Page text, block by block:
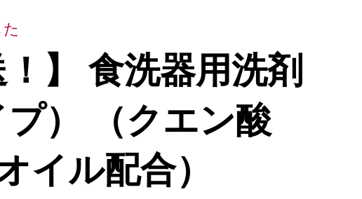
！】 食洗器用洗剤
プ） （クエン酸
イル配合）